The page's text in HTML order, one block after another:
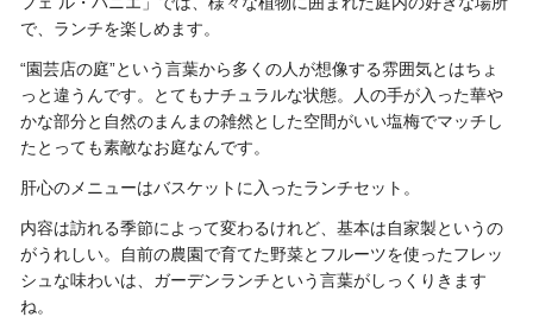
で、ランチを楽しめます。
“園芸店の庭”という言葉から多くの人が想像する雰囲気とはちょ
っと違うんです。とてもナチュラルな状態。人の手が入った華や
かな部分と自然のまんまの雑然とした空間がいい塩梅でマッチし
たとっても素敵なお庭なんです。
肝心のメニューはバスケットに入ったランチセット。
内容は訪れる季節によって変わるけれど、基本は自家製というの
がうれしい。自前の農園で育てた野菜とフルーツを使ったフレッ
シュな味わいは、ガーデンランチという言葉がしっくりきます
ね。